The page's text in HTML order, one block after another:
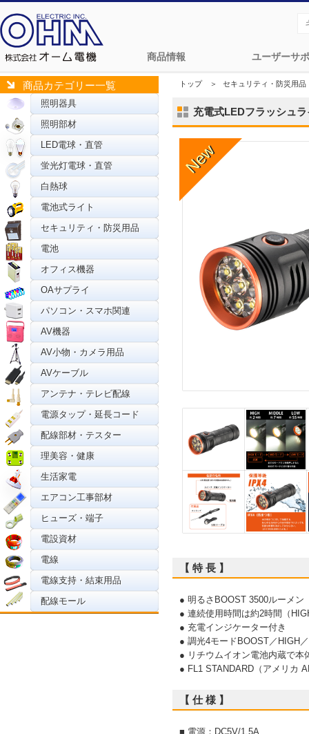
商品情報 ユーザーサ
商品カテゴリー一覧
照明器具
照明部材
LED電球・直管
蛍光灯電球・直管
白熱球
電池式ライト
セキュリティ・防災用品
電池
オフィス機器
OAサプライ
パソコン・スマホ関連
AV機器
AV小物・カメラ用品
AVケーブル
アンテナ・テレビ配線
電源タップ・延長コード
配線部材・テスター
理美容・健康
生活家電
エアコン工事部材
ヒューズ・端子
電設資材
電線
電線支持・結束用品
配線モール
トップ＞ セキュリティ・防災用品
充電式LEDフラッシュ
【 特 長 】
● 明るさBOOST 3500ルーメン
● 連続使用時間は約2時間（
● 充電インジケーター付き
● 調光4モードBOOST／HIGH
● リチウムイオン電池内蔵で本
● FL1 STANDARD（アメリカ
【 仕 様 】
■ 電源：DC5V/1.5A